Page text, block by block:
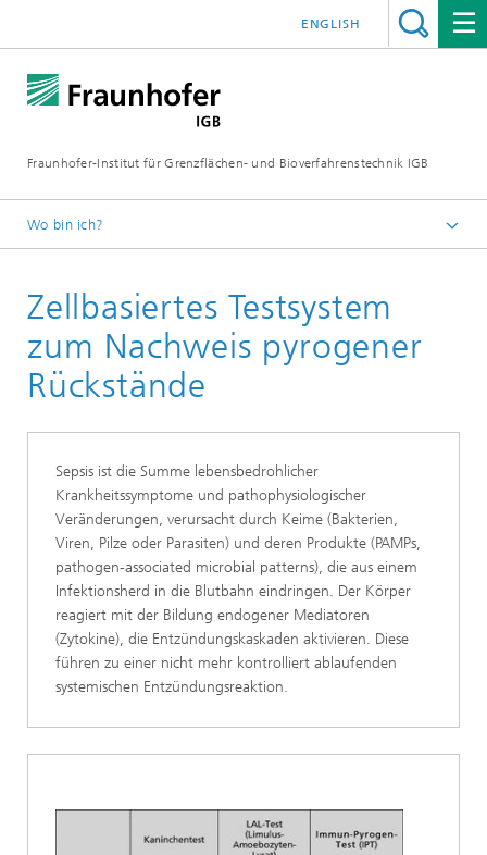
Fraunhofer-Institut für Grenzflächen- und Bioverfahrenstechnik IGB
ENGLISH
Wo bin ich?
Forschung
Biofabrikation, zellbasierte In-vitro-Testsysteme und
Materialentwicklung
Zellbasierte 2D-Assays für Diagnostik,
Zellbasiertes Testsystem
zum Nachweis pyrogener
Rückstände
Sepsis ist die Summe lebensbedrohlicher
Krankheitssymptome und pathophysiologischer
Veränderungen, verursacht durch Keime (Bakterien,
Viren, Pilze oder Parasiten) und deren Produkte (PAMPs,
pathogen-associated microbial patterns), die aus einem
Infektionsherd in die Blutbahn eindringen. Der Körper
reagiert mit der Bildung endogener Mediatoren
(Zytokine), die Entzündungskaskaden aktivieren. Diese
führen zu einer nicht mehr kontrolliert ablaufenden
systemischen Entzündungsreaktion.